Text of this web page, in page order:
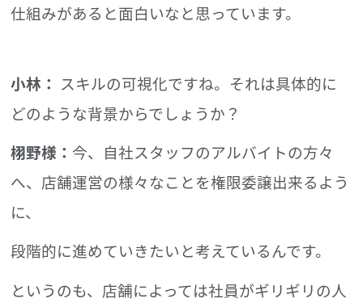
仕組みがあると面白いなと思っています。
小林： スキルの可視化ですね。それは具体的に
どのような背景からでしょうか？
栩野様： 今、自社スタッフのアルバイトの方々
へ、店舗運営の様々なことを権限委譲出来るよう
に、
段階的に進めていきたいと考えているんです。
というのも、店舗によっては社員がギリギリの人